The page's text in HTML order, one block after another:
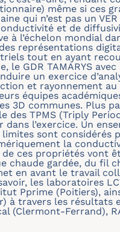
même si ces
qui n’est pas un
et de
à l’échelon mondial
représentations
tout en ayant
le GDR TAMARYS
un exercice
et rayonnement
équipes
3D communes. Plus
des TPMS (Triply
dans l’exercice. Un
sont considérés
la
de ces propriétés vont
chaude gardée, du fil
en avant le travail
les laboratoires
Pprime (Poitiers),
à travers les résultats
(Clermont-Ferrand),